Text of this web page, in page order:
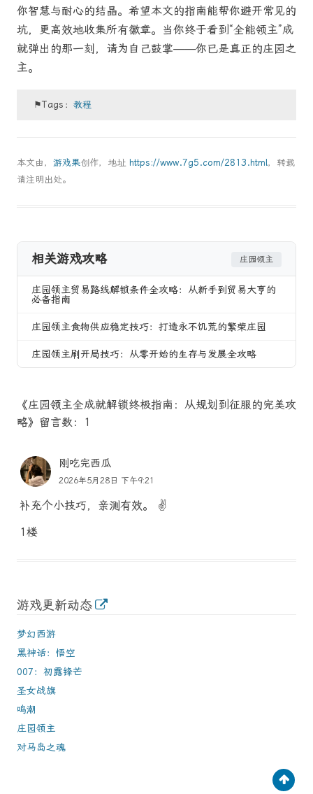
你智慧与耐心的结晶。希望本文的指南能帮你避开常见的
坑，更高效地收集所有徽章。当你终于看到“全能领主”成
就弹出的那一刻，请为自己鼓掌——你已是真正的庄园之
主。
⚑Tags：教程
本文由， 游戏果创作，地址 https://www.7g5.com/2813.html，转载
请注明出处。
相关游戏攻略 庄园领主
庄园领主贸易路线解锁条件全攻略：从新手到贸易大亨的
必备指南
庄园领主食物供应稳定技巧：打造永不饥荒的繁荣庄园
庄园领主刷开局技巧：从零开始的生存与发展全攻略
《庄园领主全成就解锁终极指南：从规划到征服的完美攻
略》留言数：1
刚吃完西瓜
2026年5月28日 下午9:21
补充个小技巧，亲测有效。 ✌️
1楼
游戏更新动态
梦幻西游
黑神话：悟空
007：初露锋芒
圣女战旗
鸣潮
庄园领主
对马岛之魂